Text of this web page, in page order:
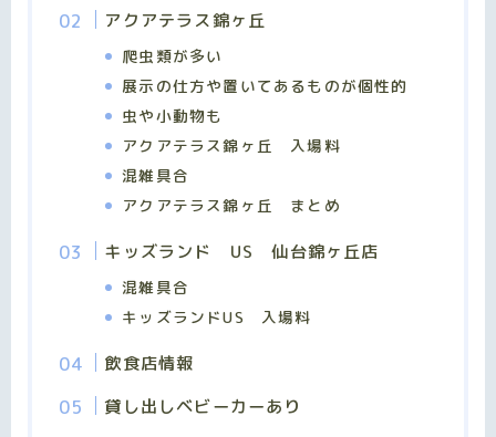
アクアテラス錦ヶ丘
爬虫類が多い
展示の仕方や置いてあるものが個性的
虫や小動物も
アクアテラス錦ヶ丘 入場料
混雑具合
アクアテラス錦ヶ丘 まとめ
キッズランド US 仙台錦ヶ丘店
混雑具合
キッズランドUS 入場料
飲食店情報
貸し出しベビーカーあり